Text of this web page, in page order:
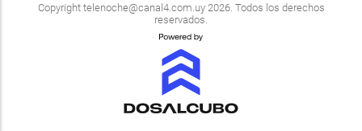
Copyright telenoche@canal4.com.uy2026. Todos los derechos
reservados.